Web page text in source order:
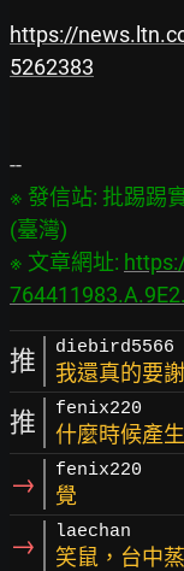
https://
5262383
※ 發信站: 批踢踢
(臺灣)
※ 文章網址:
推 diebird5566
我還真的要
推 fenix220
什麼時候產
→ fenix220
覺
→ laechan
笑鼠，台中